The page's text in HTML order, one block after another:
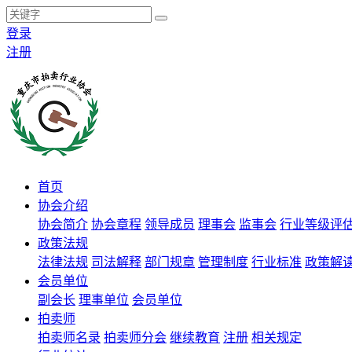
登录
注册
首页
协会介绍
协会简介 协会章程 领导成员 理事会 监事会 行业等级评
政策法规
法律法规 司法解释 部门规章 管理制度 行业标准 政策解
会员单位
副会长 理事单位 会员单位
拍卖师
拍卖师名录 拍卖师分会 继续教育 注册 相关规定